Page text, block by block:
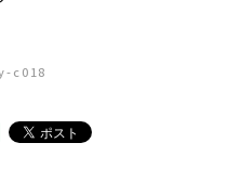
パーゴワークス)
ゴニア)
c018